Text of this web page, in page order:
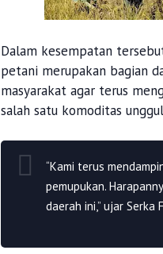
Dalam kesempatan
petani merupakan bagian
masyarakat agar terus
salah satu komoditas
“Kami terus
pemupukan.
daerah ini,” ujar Serka